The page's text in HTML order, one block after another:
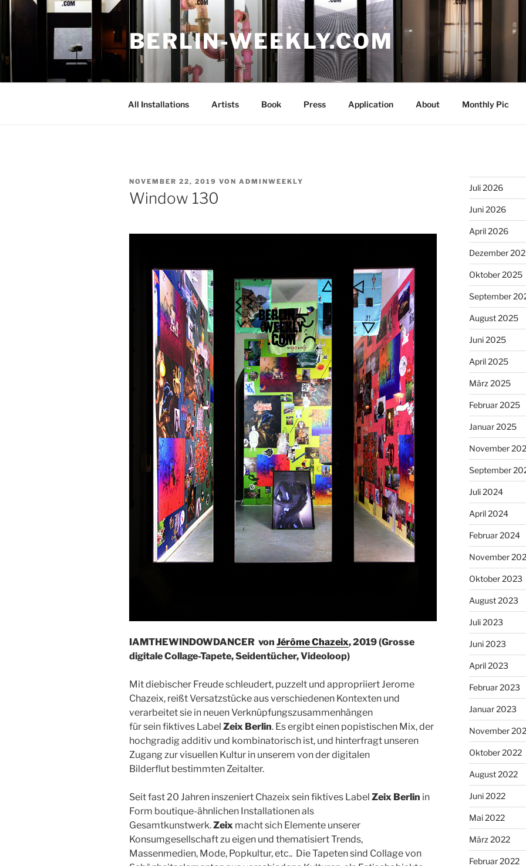
Zum
Inhalt
springen
BERLIN-WEEKLY.COM
All Installations Artists Book Press Application About Monthly Pic
VERÖFFENTLICHT
AM
NOVEMBER 22, 2019 VON ADMINWEEKLY
Window 130
IAMTHEWINDOWDANCER von Jérôme Chazeix, 2019 (Grosse
digitale Collage-Tapete, Seidentücher, Videoloop)
Mit diebischer Freude schleudert, puzzelt und appropriiert Jerome
Chazeix, reißt Versatzstücke aus verschiedenen Kontexten und
verarbeitet sie in neuen Verknüpfungszusammenhängen
für sein fiktives Label Zeix Berlin. Es ergibt einen popistischen Mix, der
hochgradig additiv und kombinatorisch ist, und hinterfragt unseren
Zugang zur visuellen Kultur in unserem von der digitalen
Bilderflut bestimmten Zeitalter.
Seit fast 20 Jahren inszeniert Chazeix sein fiktives Label Zeix Berlin in
Form boutique-ähnlichen Installationen als
Gesamtkunstwerk.Zeix macht sich Elemente unserer
Konsumgesellschaft zu eigen und thematisiert Trends,
Massenmedien, Mode, Popkultur, etc.. Die Tapeten sind Collage von
Juli 2026
Juni 2026
April 2026
Dezember
Oktober 2025
September
August 2025
Juni 2025
April 2025
März 2025
Februar 2025
Januar 2025
November
September
Juli 2024
April 2024
Februar 2024
November
Oktober 2023
August 2023
Juli 2023
Juni 2023
April 2023
Februar 2023
Januar 2023
November
Oktober 2022
August 2022
Juni 2022
Mai 2022
März 2022
Februar 2022